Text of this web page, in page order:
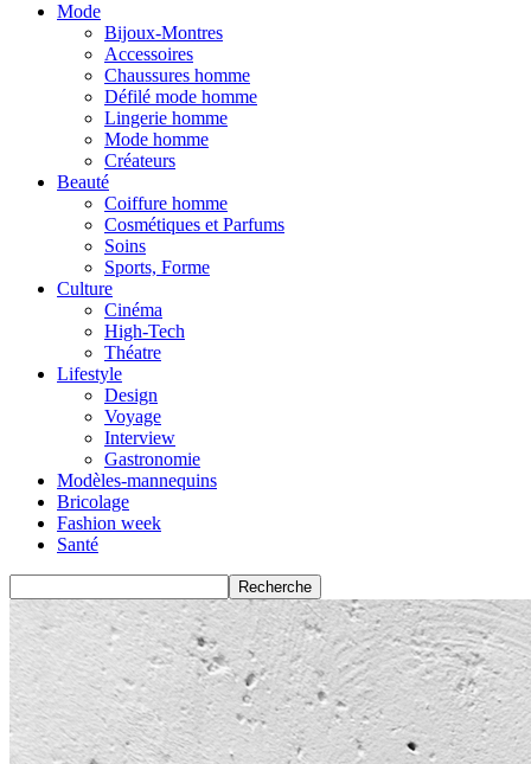
Mode
Bijoux-Montres
Accessoires
Chaussures homme
Défilé mode homme
Lingerie homme
Mode homme
Créateurs
Beauté
Coiffure homme
Cosmétiques et Parfums
Soins
Sports, Forme
Culture
Cinéma
High-Tech
Théatre
Lifestyle
Design
Voyage
Interview
Gastronomie
Modèles-mannequins
Bricolage
Fashion week
Santé